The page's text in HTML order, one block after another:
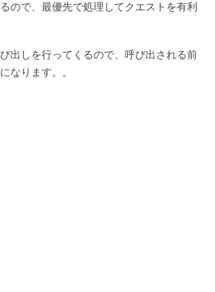
ので、最優先で処理してクエストを有利
出しを行ってくるので、呼び出される前
なります。。